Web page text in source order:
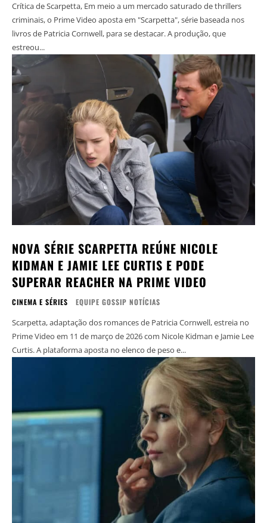
Crítica de Scarpetta, Em meio a um mercado saturado de thrillers
criminais, o Prime Video aposta em "Scarpetta", série baseada nos
livros de Patricia Cornwell, para se destacar. A produção, que
estreou...
NOVA SÉRIE SCARPETTA REÚNE NICOLE
KIDMAN E JAMIE LEE CURTIS E PODE
SUPERAR REACHER NA PRIME VIDEO
CINEMA E SÉRIES EQUIPE GOSSIP NOTÍCIAS
Scarpetta, adaptação dos romances de Patricia Cornwell, estreia no
Prime Video em 11 de março de 2026 com Nicole Kidman e Jamie Lee
Curtis. A plataforma aposta no elenco de peso e...